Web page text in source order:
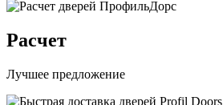
Расчет
Лучшее предложение